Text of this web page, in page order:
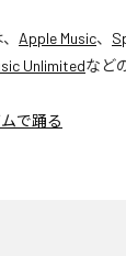
Apple Music、
Unlimitedなど
で踊る